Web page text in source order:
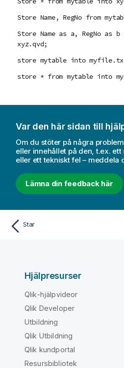
Store Name, RegNo from
Store Name as a, RegNo as
xyz.qvd;
store mytable into
store * from mytable into
Var den här sidan till
Om du stöter på några
eller innehållet på den, t.ex.
eller ett tekniskt fel – meddela
Lämna din feedback här
Star
Hjälpresurser
Qlik-hjälpvideor
Qlik Developer
Utbildning
Qlik Utbildning
Qlik kundportal
Resursbibliotek